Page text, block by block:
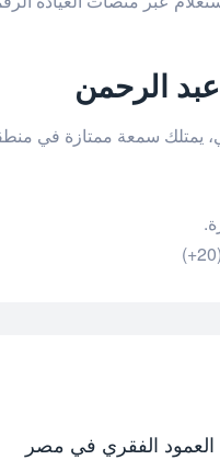
يمتلك سمعة ممتازة في
الفقري في مصر